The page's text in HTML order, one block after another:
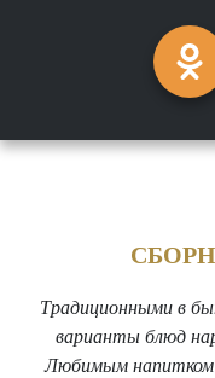
Традиционными в
варианты блюд
Любимым напитком